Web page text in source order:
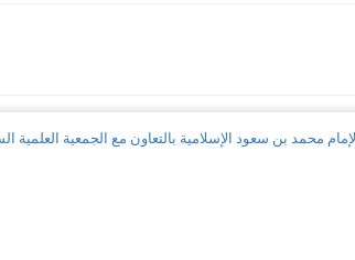
محمد بن سعود الإسلامية بالتعاون مع الجمعية العلمية